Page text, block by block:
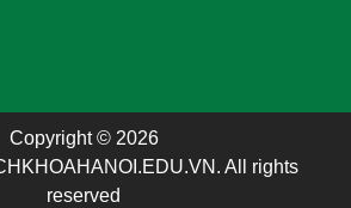
Copyright © 2026
All rights
reserved